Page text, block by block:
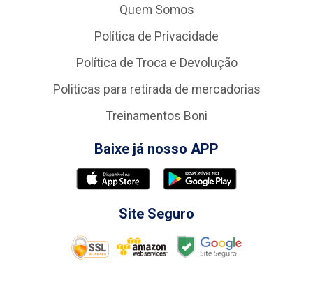
Quem Somos
Política de Privacidade
Política de Troca e Devolução
Politicas para retirada de mercadorias
Treinamentos Boni
Baixe já nosso APP
Site Seguro